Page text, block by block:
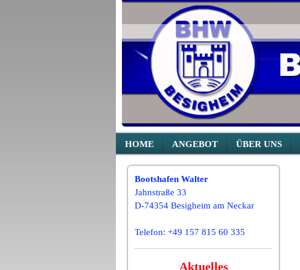
HOME ANGEBOT ÜBER UNS
Bootshafen Walter
Jahnstraße 33
D-74354 Besigheim am Neckar
Telefon: +49 157 815 60 335
Aktuelles